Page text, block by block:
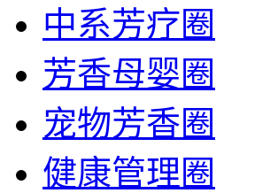
中系芳疗圈
芳香母婴圈
宠物芳香圈
健康管理圈